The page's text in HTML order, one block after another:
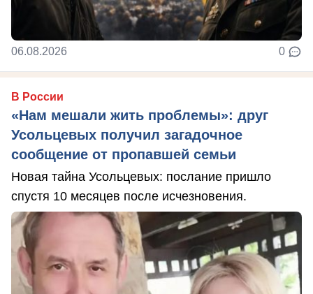
06.08.2026 0
В России
«Нам мешали жить проблемы»: друг
Усольцевых получил загадочное
сообщение от пропавшей семьи
Новая тайна Усольцевых: послание пришло
спустя 10 месяцев после исчезновения.